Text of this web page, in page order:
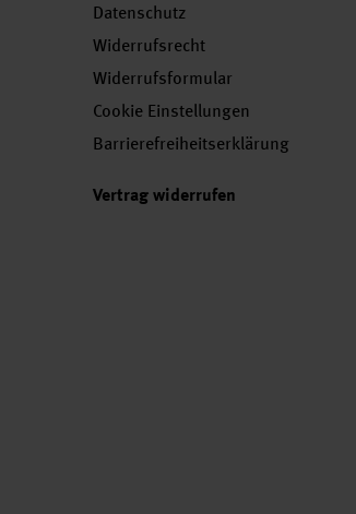
Datenschutz
Widerrufsrecht
Widerrufsformular
Cookie Einstellungen
Barrierefreiheitserklärung
Vertrag widerrufen